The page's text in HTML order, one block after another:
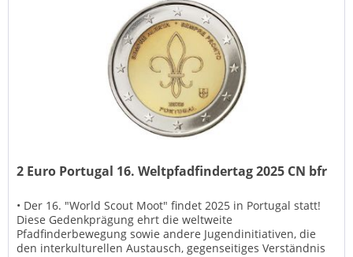
2 Euro Portugal 16. Weltpfadfindertag 2025 CN bfr
• Der 16. "World Scout Moot" findet 2025 in Portugal statt!
Diese Gedenkprägung ehrt die weltweite
Pfadfinderbewegung sowie andere Jugendinitiativen, die
den interkulturellen Austausch, gegenseitiges Verständnis